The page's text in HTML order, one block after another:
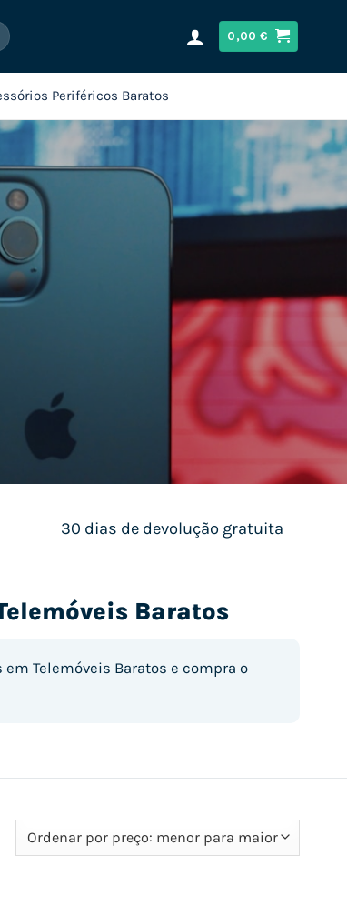
0,00€
Periféricos Baratos
30 dias de devolução gratuita
Baratos
Telemóveis Baratos e compra o